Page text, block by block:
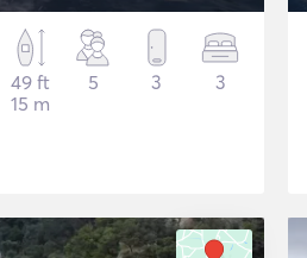
49 ft
15 m
5 3 3